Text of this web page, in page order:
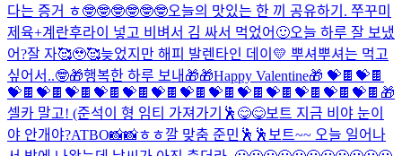
다는 증거 ㅎ🤓🤓🤓🤓🤓🤓오늘의 맛있는 한 끼 공유하기. 쭈꾸미
제육+계란후라이 넣고 비벼서 김 싸서 먹었어🙂오늘 하루 잘 보냈
어?잘 자🥰🥹🥰늦었지만 해피 발렌타인 데이💛 뿌셔뿌셔는 먹고
싶어서..🤓🎁행복한 하루 보내🎁🎁Happy Valentine🎁 💝🍫💝🍫
💝🍫💝🍫💝🍫💝🍫💝🍫💝🍫💝🍫💝🍫💝🍫💝🍫💝🍫💝🍫💝🍫 🎁
셀카 말고! (준석이 형 임티 가져가기🕺 😋😋보트 지금 비야 눈이
야 안개야?ATBO📸📸ㅎㅎ깔 맞춤 준민🕺🕺 보트~~ 오늘 일어나